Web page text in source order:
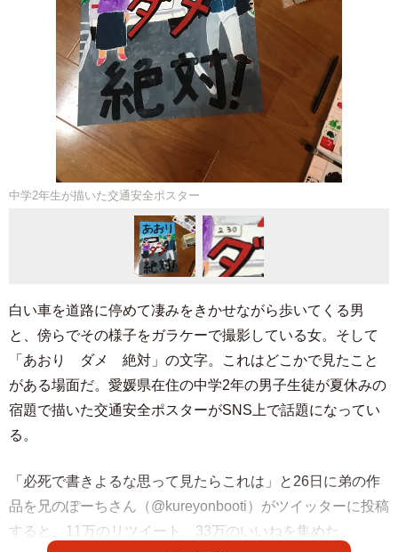
中学2年生が描いた交通安全ポスター
白い車を道路に停めて凄みをきかせながら歩いてくる男
と、傍らでその様子をガラケーで撮影している女。そして
「あおり ダメ 絶対」の文字。これはどこかで見たこと
がある場面だ。愛媛県在住の中学2年の男子生徒が夏休みの
宿題で描いた交通安全ポスターがSNS上で話題になってい
る。
「必死で書きよるな思って見たらこれは」と26日に弟の作
品を兄のぽーちさん（@kureyonbooti）がツイッターに投稿
すると、11万のリツイート、33万のいいねを集めた。